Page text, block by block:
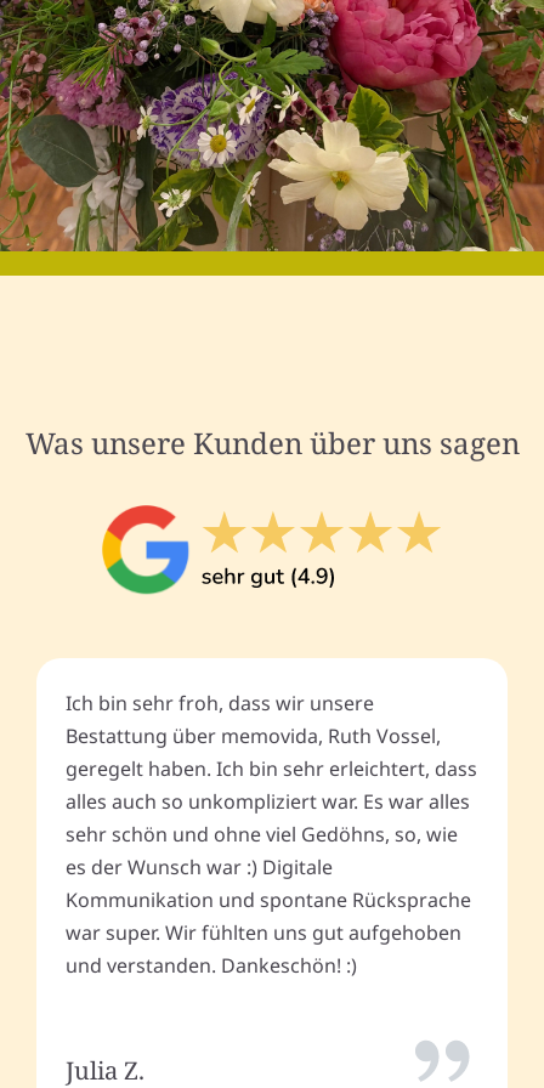
Was unsere Kunden über uns sagen
Ich bin sehr froh, dass wir unsere
Bestattung über memovida, Ruth Vossel,
geregelt haben. Ich bin sehr erleichtert, dass
alles auch so unkompliziert war. Es war alles
sehr schön und ohne viel Gedöhns, so, wie
es der Wunsch war :) Digitale
Kommunikation und spontane Rücksprache
war super. Wir fühlten uns gut aufgehoben
und verstanden. Dankeschön! :)
Julia Z.